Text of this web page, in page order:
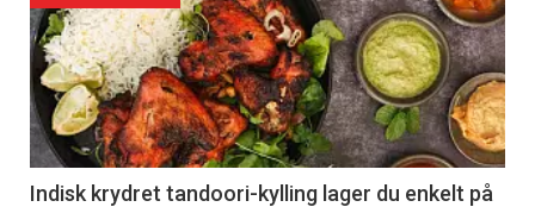
Indisk krydret tandoori-kylling lager du enkelt på